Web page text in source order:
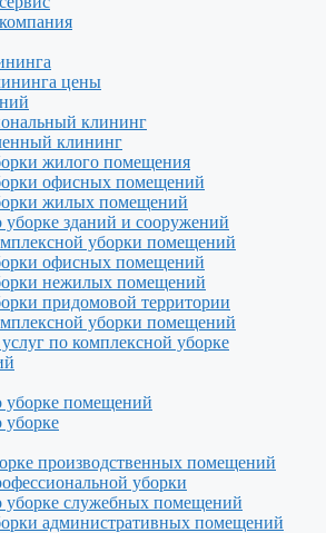
цены
клининг
клининг
жилого помещения
офисных помещений
жилых помещений
уборке зданий и сооружений
уборки помещений
офисных помещений
нежилых помещений
придомовой территории
уборки помещений
по комплексной уборке
уборке помещений
уборке
производственных помещений
уборки
уборке служебных помещений
административных помещений